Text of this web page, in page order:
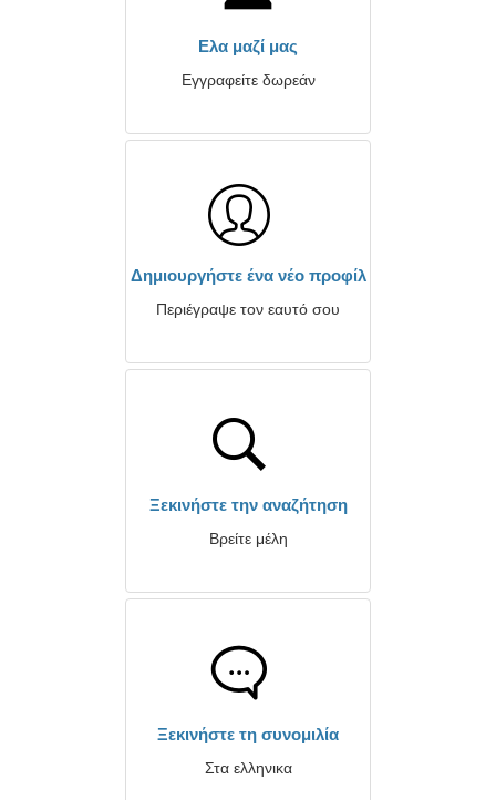
Ελα μαζί μας
Εγγραφείτε δωρεάν
Δημιουργήστε ένα νέο προφίλ
Περιέγραψε τον εαυτό σου
Ξεκινήστε την αναζήτηση
Βρείτε μέλη
Ξεκινήστε τη συνομιλία
Στα ελληνικα